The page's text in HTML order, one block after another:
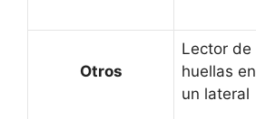
Otros
Lector de
huellas en
un lateral